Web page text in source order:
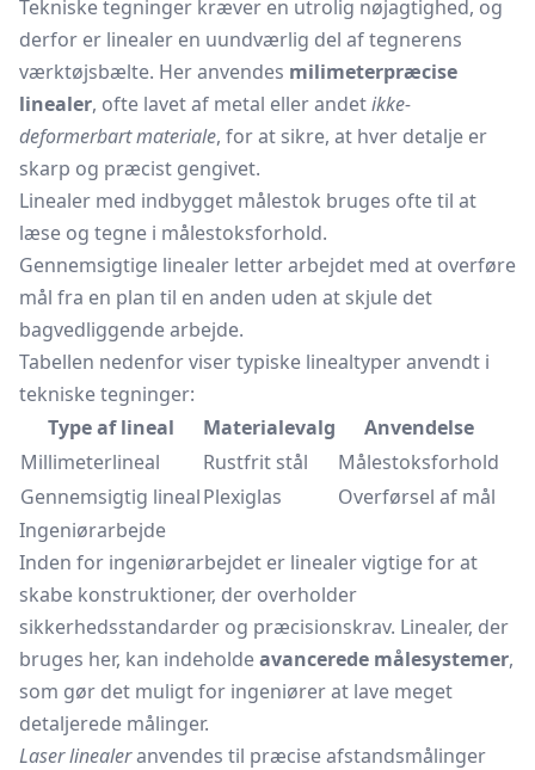
Tekniske tegninger kræver en utrolig nøjagtighed, og
derfor er linealer en uundværlig del af tegnerens
værktøjsbælte. Her anvendes milimeterpræcise
linealer, ofte lavet af metal eller andetikke-
deformerbart materiale, for at sikre, at hver detalje er
skarp og præcist gengivet.
Linealer med indbygget målestok bruges ofte til at
læse og tegne i målestoksforhold.
Gennemsigtige linealer letter arbejdet med at overføre
mål fra en plan til en anden uden at skjule det
bagvedliggende arbejde.
Tabellen nedenfor viser typiske linealtyper anvendt i
tekniske tegninger:
Type af lineal
Materialevalg
Anvendelse
Millimeterlineal
Rustfrit stål
Målestoksforhold
Gennemsigtig linealPlexiglas
Overførsel af mål
Ingeniørarbejde
Inden for ingeniørarbejdet er linealer vigtige for at
skabe konstruktioner, der overholder
sikkerhedsstandarder og præcisionskrav. Linealer, der
bruges her, kan indeholdeavancerede målesystemer,
som gør det muligt for ingeniører at lave meget
detaljerede målinger.
Laser linealeranvendes til præcise afstandsmålinger